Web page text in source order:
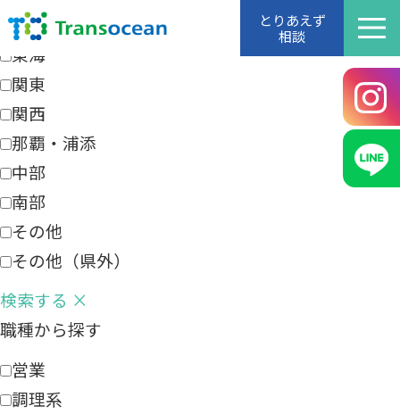
とりあえず
相談
エリアから探す
東海
関東
関西
那覇・浦添
中部
南部
その他
その他（県外）
検索する ×
職種から探す
営業
調理系